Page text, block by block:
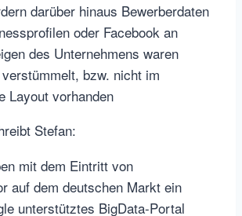
darüber hinaus Bewerberdaten
oder Facebook an
des Unternehmens waren
bzw. nicht im
Layout vorhanden
Stefan:
mit dem Eintritt von
auf dem deutschen Markt ein
unterstütztes BigData-Portal